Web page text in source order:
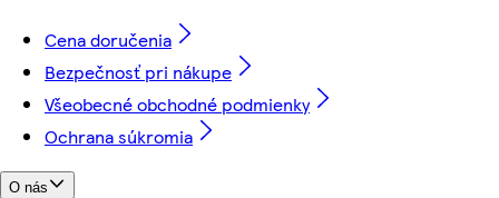
Cena doručenia
Bezpečnosť pri nákupe
Všeobecné obchodné podmienky
Ochrana súkromia
O nás